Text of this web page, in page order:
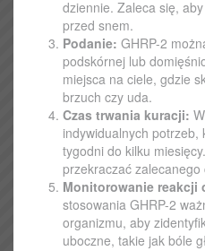
dziennie. Zaleca się,
przed snem.
Podanie: GHRP-2
podskórnej lub
miejsca na ciele, gdzie
brzuch czy uda.
Czas trwania kuracji:
indywidualnych potrzeb,
tygodni do kilku
przekraczać zalecanego
Monitorowanie reakcji
stosowania GHRP-2
organizmu, aby
uboczne, takie jak bóle